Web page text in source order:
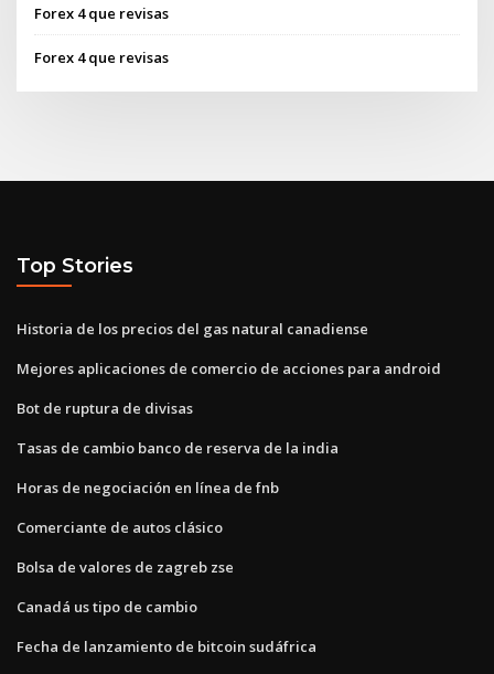
Forex 4 que revisas
Forex 4 que revisas
Top Stories
Historia de los precios del gas natural canadiense
Mejores aplicaciones de comercio de acciones para android
Bot de ruptura de divisas
Tasas de cambio banco de reserva de la india
Horas de negociación en línea de fnb
Comerciante de autos clásico
Bolsa de valores de zagreb zse
Canadá us tipo de cambio
Fecha de lanzamiento de bitcoin sudáfrica